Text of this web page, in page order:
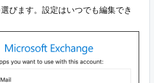
選びます。設定はいつでも編集でき